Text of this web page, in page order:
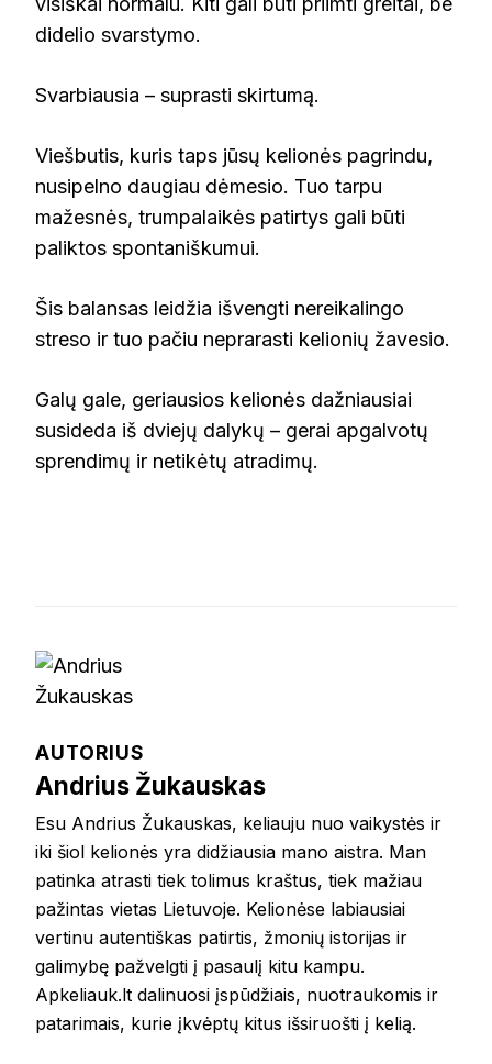
didelio svarstymo.
Svarbiausia – suprasti skirtumą.
Viešbutis, kuris taps jūsų kelionės pagrindu,
nusipelno daugiau dėmesio. Tuo tarpu
mažesnės, trumpalaikės patirtys gali būti
paliktos spontaniškumui.
Šis balansas leidžia išvengti nereikalingo
streso ir tuo pačiu neprarasti kelionių žavesio.
Galų gale, geriausios kelionės dažniausiai
susideda iš dviejų dalykų – gerai apgalvotų
sprendimų ir netikėtų atradimų.
AUTORIUS
Andrius Žukauskas
Esu Andrius Žukauskas, keliauju nuo vaikystės ir
iki šiol kelionės yra didžiausia mano aistra. Man
patinka atrasti tiek tolimus kraštus, tiek mažiau
pažintas vietas Lietuvoje. Kelionėse labiausiai
vertinu autentiškas patirtis, žmonių istorijas ir
galimybę pažvelgti į pasaulį kitu kampu.
Apkeliauk.lt dalinuosi įspūdžiais, nuotraukomis ir
patarimais, kurie įkvėptų kitus išsiruošti į kelią.